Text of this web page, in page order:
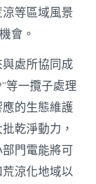
等區域風景
會。
處所協同成
等一攬子處理
的生態維護
乾淨動力，
門電能將可
涼化地域以